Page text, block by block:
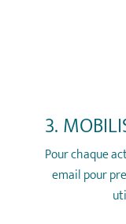
3.
Pour chaque
email pour